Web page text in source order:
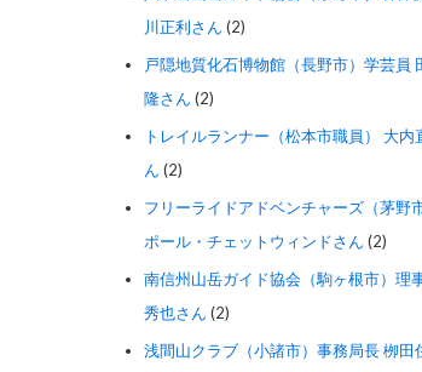
川正利さん (2)
戸隠地質化石博物館（長野市）学芸員
隆さん (2)
トレイルランナー（松本市職員） 大内
ん (2)
フリーライドアドベンチャーズ（茅野
ポール・チェットウィンドさん (2)
南信州山岳ガイド協会（駒ヶ根市）理
秀也さん (2)
浅間山クラブ（小諸市）事務局長 栁田